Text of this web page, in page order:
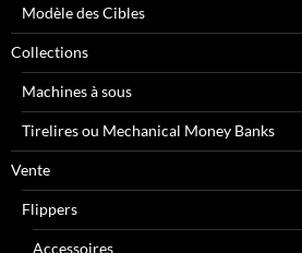
Modèle des Cibles
Collections
Machines à sous
Tirelires ou Mechanical Money Banks
Vente
Flippers
Accessoires